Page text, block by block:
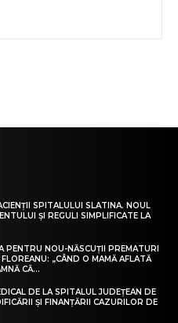
SPITALULUI SLATINA. NOUL
ȘI REGULI SIMPLIFICATE LA
PENTRU NOU-NĂSCUȚII PREMATURI
„CÂND O MAMĂ AFLATĂ
CĂ...
DE LA SPITALUL JUDEȚEAN DE
ȘI FINANȚĂRII CAZURILOR DE